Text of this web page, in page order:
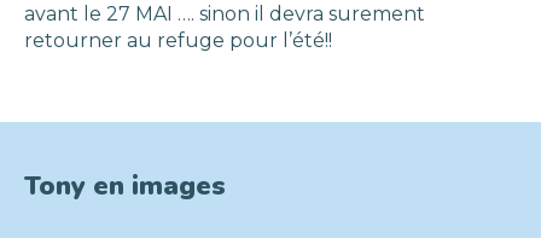
avant le 27 MAI …. sinon il devra surement
retourner au refuge pour l’été!!
Tony en images